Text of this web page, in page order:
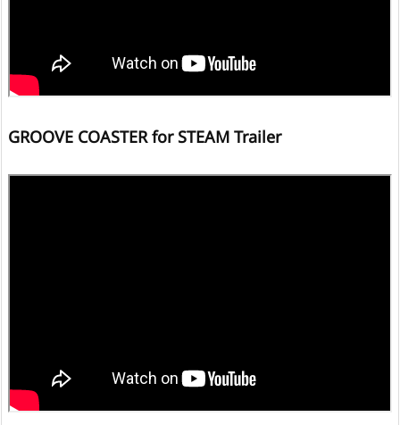
GROOVE COASTER for STEAM Trailer